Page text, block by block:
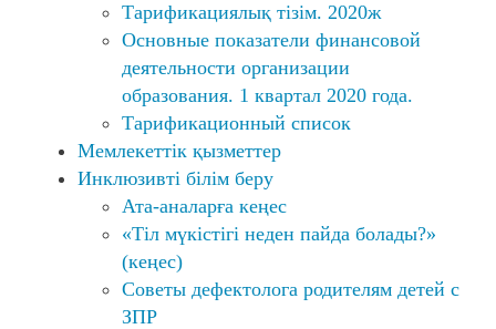
Тарификациялық тізім. 2020ж
Основные показатели финансовой
деятельности организации
образования. 1 квартал 2020 года.
Тарификационный список
Мемлекеттік қызметтер
Инклюзивті білім беру
Ата-аналарға кеңес
«Тіл мүкістігі неден пайда болады?»
(кеңес)
Советы дефектолога родителям детей с
ЗПР